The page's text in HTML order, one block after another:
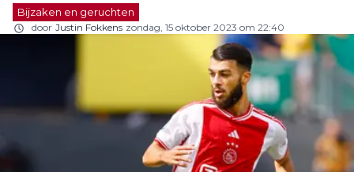
Bijzaken en geruchten
door Justin Fokkens zondag, 15 oktober 2023 om 22:40